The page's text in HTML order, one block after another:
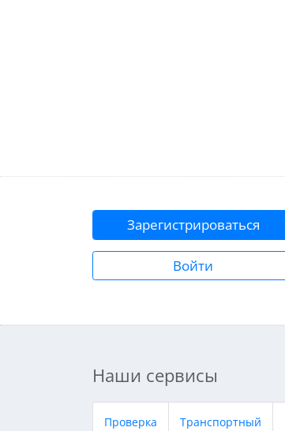
Зарегистрироваться
Войти
Наши сервисы
Проверка
Транспортный